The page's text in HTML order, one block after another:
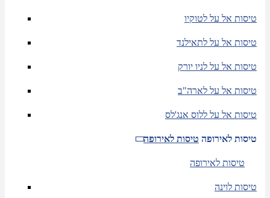
טיסות אל על לטוקיו
טיסות אל על לתאילנד
טיסות אל על לניו יורק
טיסות אל על לארה"ב
טיסות אל על ללוס אנג'לס
טיסות לאירופה טיסות לאירופה
טיסות לאירופה
טיסות לוינה